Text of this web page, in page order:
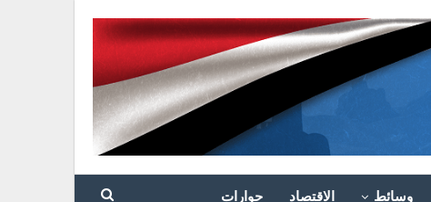
وسائط الاقتصاد حوارات